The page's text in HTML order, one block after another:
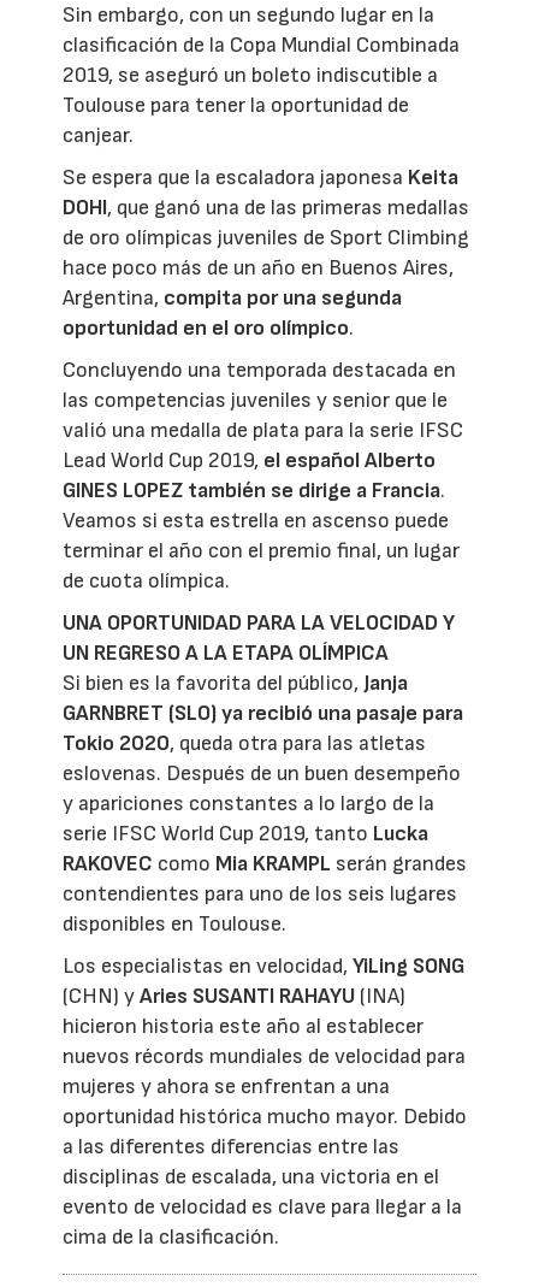
Sin embargo, con un segundo lugar en la
clasificación de la Copa Mundial Combinada
2019, se aseguró un boleto indiscutible a
Toulouse para tener la oportunidad de
canjear.
Se espera que la escaladora japonesa Keita
DOHI, que ganó una de las primeras medallas
de oro olímpicas juveniles de Sport Climbing
hace poco más de un año en Buenos Aires,
Argentina, compita por una segunda
oportunidad en el oro olímpico.
Concluyendo una temporada destacada en
las competencias juveniles y senior que le
valió una medalla de plata para la serie IFSC
Lead World Cup 2019, el español Alberto
GINES LOPEZ también se dirige a Francia.
Veamos si esta estrella en ascenso puede
terminar el año con el premio final, un lugar
de cuota olímpica.
UNA OPORTUNIDAD PARA LA VELOCIDAD Y
UN REGRESO A LA ETAPA OLÍMPICA
Si bien es la favorita del público, Janja
GARNBRET (SLO) ya recibió una pasaje para
Tokio 2020, queda otra para las atletas
eslovenas. Después de un buen desempeño
y apariciones constantes a lo largo de la
serie IFSC World Cup 2019, tanto Lucka
RAKOVEC como Mia KRAMPL serán grandes
contendientes para uno de los seis lugares
disponibles en Toulouse.
Los especialistas en velocidad,YiLing SONG
(CHN) yAries SUSANTI RAHAYU (INA)
hicieron historia este año al establecer
nuevos récords mundiales de velocidad para
mujeres y ahora se enfrentan a una
oportunidad histórica mucho mayor. Debido
a las diferentes diferencias entre las
disciplinas de escalada, una victoria en el
evento de velocidad es clave para llegar a la
cima de la clasificación.